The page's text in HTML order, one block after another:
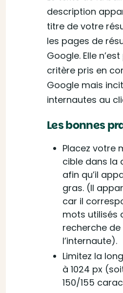
description
titre de votre
les pages de
Google. Elle
critère pris en
Google mais
internautes au
Les bonnes
Placez votre
cible dans la
afin qu’il
gras. (Il
car il
mots utilisés
recherche de
l’internaute).
Limitez la
à 1024 px
150/155